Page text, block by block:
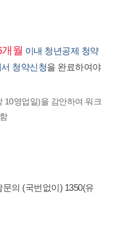
개월 이내 청년공제 청약
청약신청을 완료하여야
10영업일)을 감안하여 워크
의 (국번없이) 1350(유